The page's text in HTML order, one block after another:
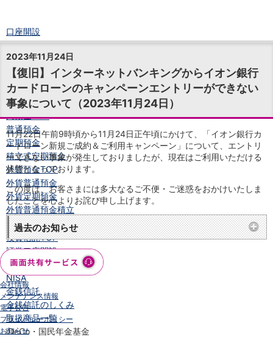
口座開設
ログイン
チャット
メニュー
商品・サービス
預金
円預金TOP
普通預金
定期預金
積立式定期預金
外貨預金TOP
外貨普通預金
外貨定期預金
外貨普通預金積立
資産運用
投資信託TOP
証券口座開設
投信つみたて
NISA
金銭信託
金銭信託のしくみ
取扱商品一覧
iDeCo・国民年金基金
2023年11月24日
【復旧】インターネットバンキングからイオン銀行
カードローンのキャンペーンエントリーができない
事象について（2023年11月24日）
11月22日午前9時頃から11月24日正午頃にかけて、「イオン銀行カ
ードローン新規ご成約＆ご利用キャンペーン」について、エントリ
ーできない事象が発生しておりましたが、現在はご利用いただける
状態となっております。
この度は、お客さまには多大なるご不便・ご迷惑をおかけいたしま
したことを心よりお詫び申し上げます。
過去のお知らせ
会社情報
メンテナンス情報
電子公告
プライバシーポリシー
お知らせ